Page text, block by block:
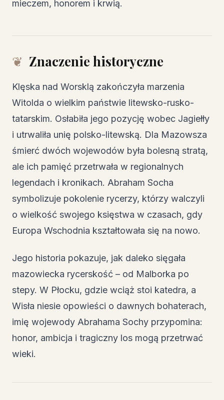
mieczem, honorem i krwią.
Znaczenie historyczne
Klęska nad Worsklą zakończyła marzenia
Witolda o wielkim państwie litewsko-rusko-
tatarskim. Osłabiła jego pozycję wobec Jagiełły
i utrwaliła unię polsko-litewską. Dla Mazowsza
śmierć dwóch wojewodów była bolesną stratą,
ale ich pamięć przetrwała w regionalnych
legendach i kronikach. Abraham Socha
symbolizuje pokolenie rycerzy, którzy walczyli
o wielkość swojego księstwa w czasach, gdy
Europa Wschodnia kształtowała się na nowo.
Jego historia pokazuje, jak daleko sięgała
mazowiecka rycerskość – od Malborka po
stepy. W Płocku, gdzie wciąż stoi katedra, a
Wisła niesie opowieści o dawnych bohaterach,
imię wojewody Abrahama Sochy przypomina:
honor, ambicja i tragiczny los mogą przetrwać
wieki.